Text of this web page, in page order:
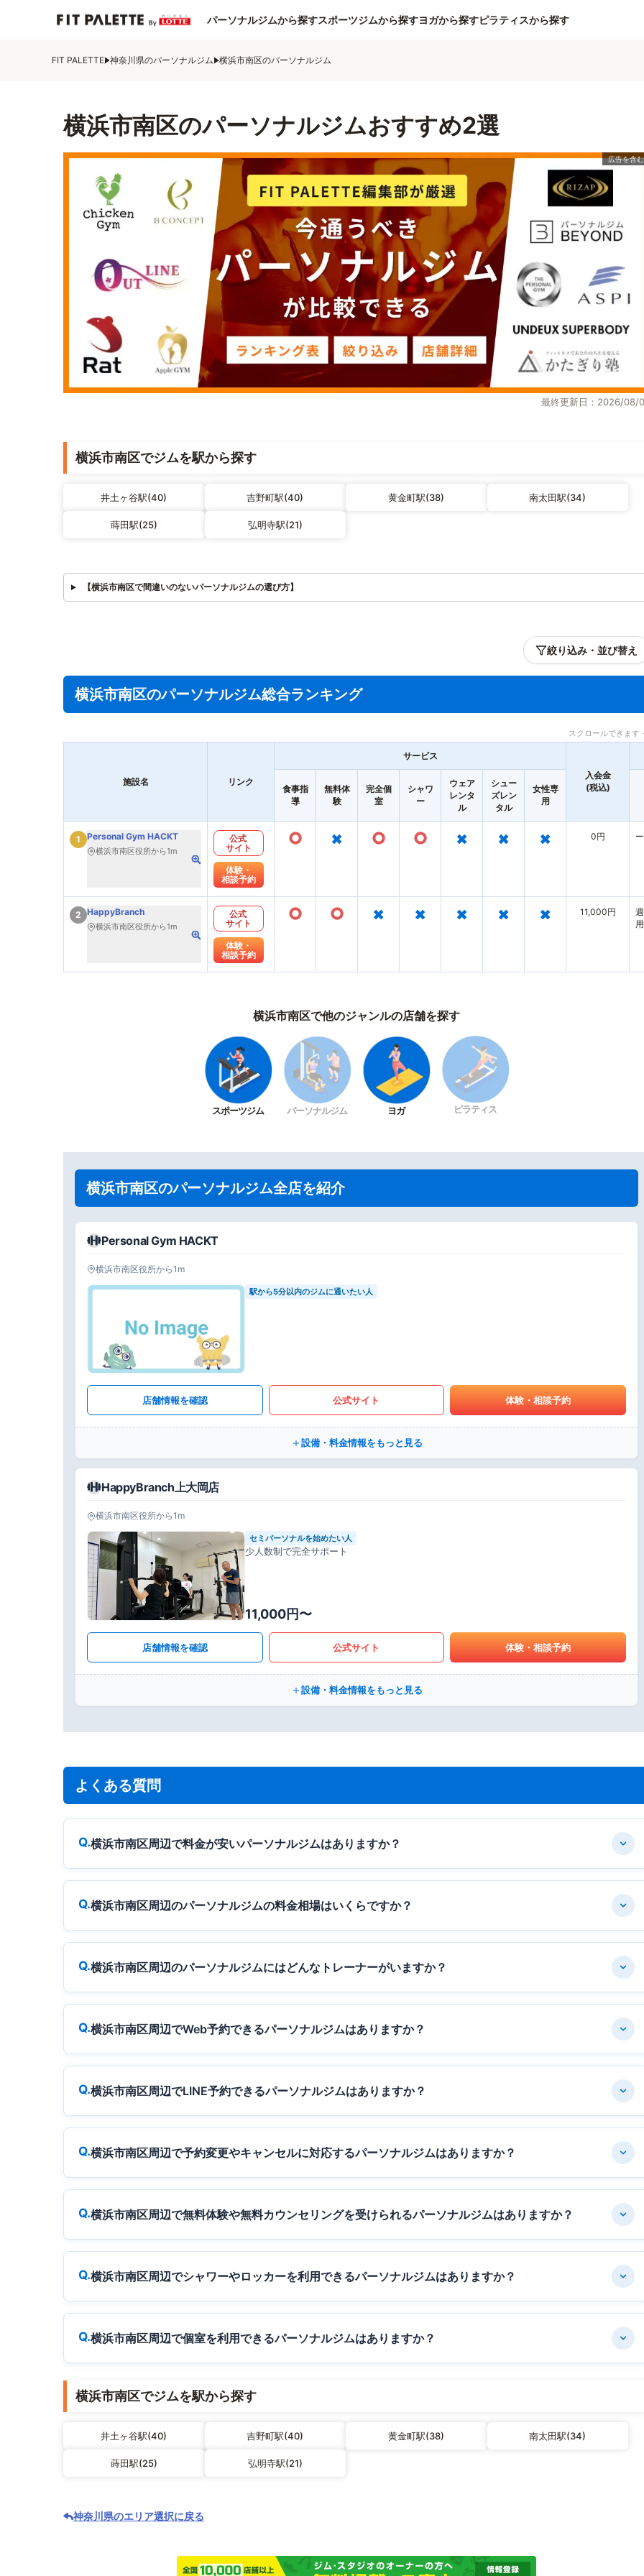
パーソナルジムから探すスポーツジムから探すヨガから探すピラティスから探す
FIT PALETTE 神奈川県のパーソナルジム 横浜市南区のパーソナルジム
横浜市南区のパーソナルジムおすすめ2選
最終更新日：2026/08/
横浜市南区でジムを駅から探す
井土ヶ谷駅(40) 吉野町駅(40) 黄金町駅(38) 南太田駅(34)
蒔田駅(25) 弘明寺駅(21)
【横浜市南区で間違いのないパーソナルジムの選び方】
絞り込み・並び替え
横浜市南区のパーソナルジム総合ランキング
スクロールできます
施設名 リンク
サービス
入会金
(税込)
食事指
導
無料体
験
完全個
室
シャワ
ー
ウェア
レンタ
ル
シュー
ズレン
タル
女性専
用
1 Personal Gym HACKT
横浜市南区役所から1m
公式
サイト
体験・
相談予約
○ × ○ ○ × × × 0円 ー
2 HappyBranch
横浜市南区役所から1m
公式
サイト
体験・
相談予約
○ ○ × × × × × 11,000円
用
横浜市南区で他のジャンルの店舗を探す
スポーツジム パーソナルジム ヨガ ピラティス
横浜市南区のパーソナルジム全店を紹介
Personal Gym HACKT
横浜市南区役所から1m
駅から5分以内のジムに通いたい人
店舗情報を確認 公式サイト 体験・相談予約
設備・料金情報をもっと見る
HappyBranch上大岡店
横浜市南区役所から1m
セミパーソナルを始めたい人
少人数制で完全サポート
11,000円〜
店舗情報を確認 公式サイト 体験・相談予約
設備・料金情報をもっと見る
よくある質問
横浜市南区周辺で料金が安いパーソナルジムはありますか？
横浜市南区周辺のパーソナルジムの料金相場はいくらですか？
横浜市南区周辺のパーソナルジムにはどんなトレーナーがいますか？
横浜市南区周辺でWeb予約できるパーソナルジムはありますか？
横浜市南区周辺でLINE予約できるパーソナルジムはありますか？
横浜市南区周辺で予約変更やキャンセルに対応するパーソナルジムはありますか？
横浜市南区周辺で無料体験や無料カウンセリングを受けられるパーソナルジムはありますか？
横浜市南区周辺でシャワーやロッカーを利用できるパーソナルジムはありますか？
横浜市南区周辺で個室を利用できるパーソナルジムはありますか？
横浜市南区でジムを駅から探す
井土ヶ谷駅(40) 吉野町駅(40) 黄金町駅(38) 南太田駅(34)
蒔田駅(25) 弘明寺駅(21)
神奈川県のエリア選択に戻る